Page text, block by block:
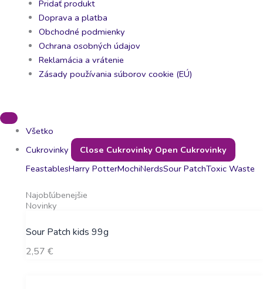
Pridať produkt
Doprava a platba
Obchodné podmienky
Ochrana osobných údajov
Reklamácia a vrátenie
Zásady používania súborov cookie (EÚ)
Všetko
Cukrovinky
Close Cukrovinky Open Cukrovinky
FeastablesHarry PotterMochiNerdsSour PatchToxic Waste
Najobľúbenejšie
Novinky
Sour Patch kids 99g
2,57 €